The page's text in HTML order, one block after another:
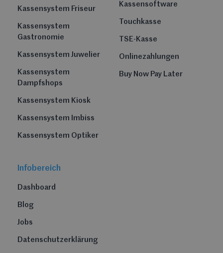
Kassensystem Friseur
Kassensystem
Gastronomie
Kassensystem Juwelier
Kassensystem
Dampfshops
Kassensystem Kiosk
Kassensystem Imbiss
Kassensystem Optiker
Kassensoftware
Touchkasse
TSE-Kasse
Onlinezahlungen
Buy Now Pay Later
Infobereich
Dashboard
Blog
Jobs
Datenschutzerklärung